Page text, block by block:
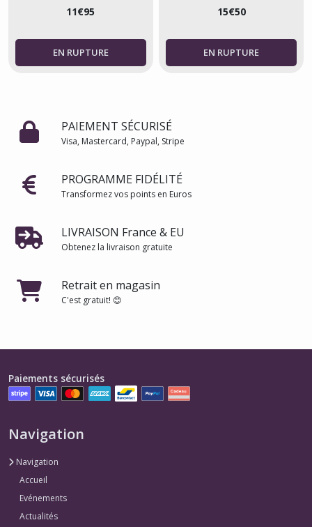
11€95 15€50
PAIEMENT SÉCURISÉ
Visa, Mastercard, Paypal, Stripe
PROGRAMME FIDÉLITÉ
Transformez vos points en Euros
LIVRAISON France & EU
Obtenez la livraison gratuite
Retrait en magasin
C'est gratuit! 😊
Paiements sécurisés
Navigation
Navigation
Accueil
Evénements
Actualités